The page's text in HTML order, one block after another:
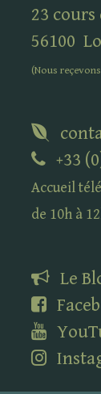
23 cours
56100
(Nous
+33
Accueil
de 10h à
Le